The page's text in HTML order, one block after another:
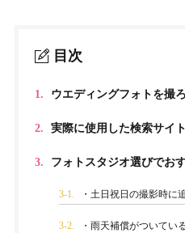
目次
1. ウエディングフォトを撮
2. 実際に使用した検索サイト
3. フォトスタジオ選びでお
3-1. ・土日祝日の撮影時に
3-2. ・雨天補償がついてい